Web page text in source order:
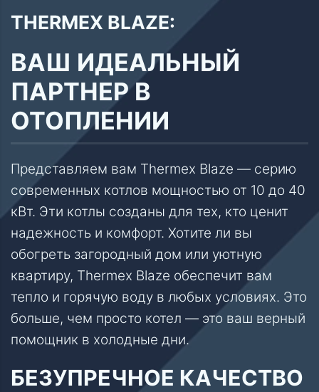
THERMEX BLAZE:
ВАШ ИДЕАЛЬНЫЙ
ПАРТНЕР В
ОТОПЛЕНИИ
Представляем вам Thermex Blaze — серию
современных котлов мощностью от 10 до 40
кВт. Эти котлы созданы для тех, кто ценит
надежность и комфорт. Хотите ли вы
обогреть загородный дом или уютную
квартиру, Thermex Blaze обеспечит вам
тепло и горячую воду в любых условиях. Это
больше, чем просто котел — это ваш верный
помощник в холодные дни.
БЕЗУПРЕЧНОЕ КАЧЕСТВО